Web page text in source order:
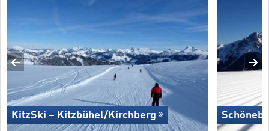
KitzSki – Kitzbühel/​Kirchberg